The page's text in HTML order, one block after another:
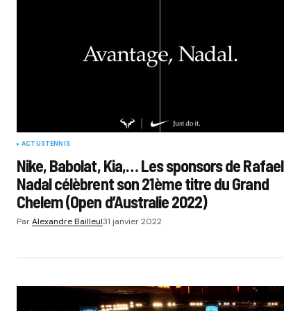
ACTUSTENNIS
Nike, Babolat, Kia,… Les sponsors de Rafael
Nadal célèbrent son 21ème titre du Grand
Chelem (Open d’Australie 2022)
ParAlexandre Bailleul31 janvier 2022